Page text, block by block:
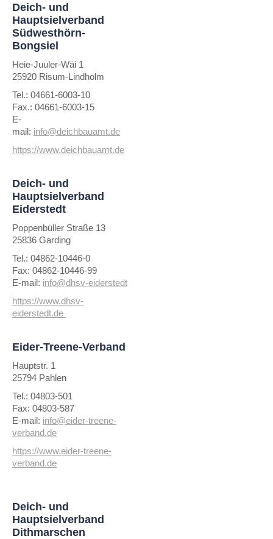
Deich- und
Hauptsielverband
Südwesthörn-
Bongsiel
Heie-Juuler-Wäi 1
25920 Risum-Lindholm
Tel.: 04661-6003-10
Fax.: 04661-6003-15
E-
mail: info@deichbauamt.de
https://www.deichbauamt.de
Deich- und
Hauptsielverband
Eiderstedt
Poppenbüller Straße 13
25836 Garding
Tel.: 04862-10446-0
Fax: 04862-10446-99
E-mail: info@dhsv-eiderstedt
https://www.dhsv-
eiderstedt.de
Eider-Treene-Verband
Hauptstr. 1
25794 Pahlen
Tel.: 04803-501
Fax: 04803-587
E-mail: info@eider-treene-
verband.de
https://www.eider-treene-
verband.de
Deich- und
Hauptsielverband
Dithmarschen